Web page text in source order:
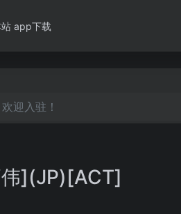
app下载
欢迎入驻！
](JP)[ACT]